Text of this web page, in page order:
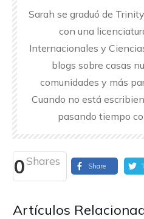
Sarah se graduó de
con una
Internacionales y
blogs sobre casas
comunidades y más
Cuando no está
pasando tiempo
0Shares Share
Artículos